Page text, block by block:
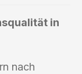
in
nach